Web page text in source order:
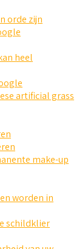
orde zijn
heel
artificial grass
make-up
worden in
schildklier